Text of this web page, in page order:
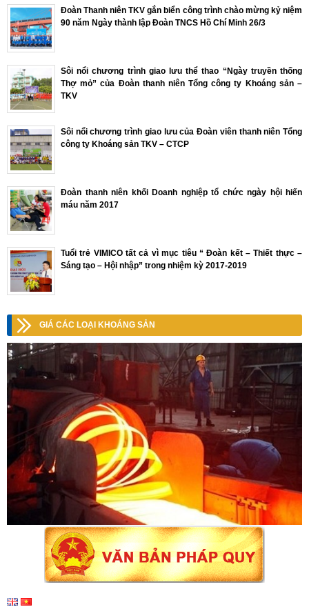
Đoàn Thanh niên TKV gắn biển công trình chào mừng kỷ niệm
90 năm Ngày thành lập Đoàn TNCS Hồ Chí Minh 26/3
Sôi nổi chương trình giao lưu thể thao “Ngày truyền thống
Thợ mỏ” của Đoàn thanh niên Tổng công ty Khoáng sản –
TKV
Sôi nổi chương trình giao lưu của Đoàn viên thanh niên Tổng
công ty Khoáng sản TKV – CTCP
Đoàn thanh niên khối Doanh nghiệp tổ chức ngày hội hiến
máu năm 2017
Tuổi trẻ VIMICO tất cả vì mục tiêu “ Đoàn kết – Thiết thực –
Sáng tạo – Hội nhập” trong nhiệm kỳ 2017-2019
GIÁ CÁC LOẠI KHOÁNG SẢN